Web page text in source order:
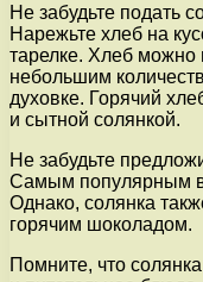
Не забудьте подать
Нарежьте хлеб на
тарелке. Хлеб можно
небольшим
духовке. Горячий
и сытной солянкой.
Не забудьте
Самым популярным
Однако, солянка
горячим шоколадом.
Помните, что